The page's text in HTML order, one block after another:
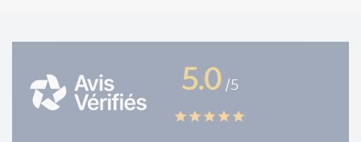
5.0 /5
star star star star star